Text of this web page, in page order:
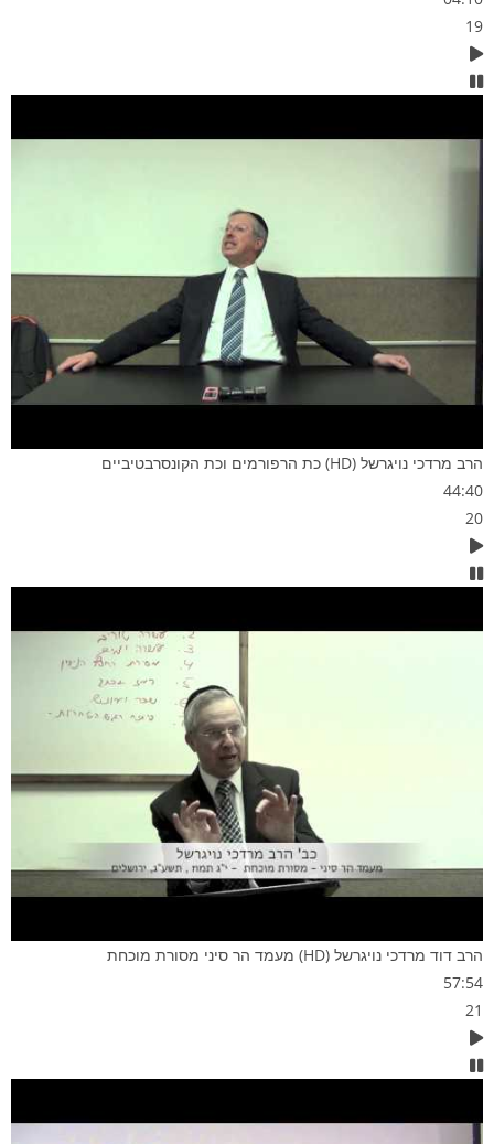
19
הרב מרדכי נויגרשל (HD) כת הרפורמים וכת הקונסרבטיביים
44:40
20
הרב דוד מרדכי נויגרשל (HD) מעמד הר סיני מסורת מוכחת
57:54
21